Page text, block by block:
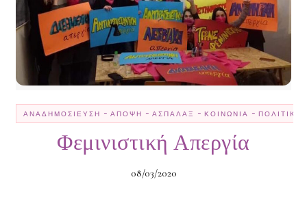
ΑΝΑΔΗΜΟΣΊΕΥΣΗ - ΆΠΟΨΗ - ΑΣΠΆΛΑΞ - ΚΟΙΝΩΝΊΑ - ΠΟΛΙΤΙΚΉ
Φεμινιστική Απεργία
08/03/2020